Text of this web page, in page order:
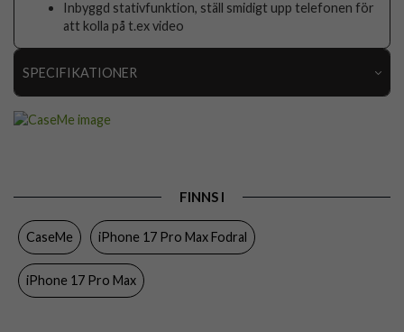
Inbyggd stativfunktion, ställ smidigt upp telefonen för
att kolla på t.ex video
SPECIFIKATIONER
Dragkedja, Handrem, Kortfack, Stativfunktion
Färg
Varumärke
FINNS I
CaseMe iPhone 17 Pro Max Fodral
iPhone 17 Pro Max